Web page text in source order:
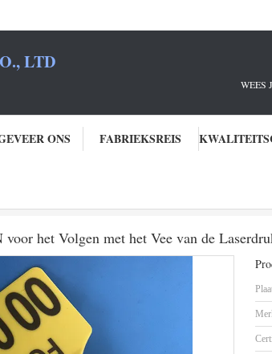
LTD
ONS FABRIEKSREIS
het Volgen met het Vee van de